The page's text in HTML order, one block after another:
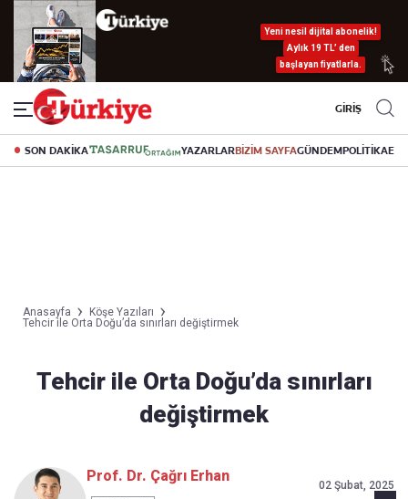
Yeni nesil dijital abonelik!
Aylık 19 TL’ den
başlayan fiyatlarla.
GİRİŞ
SON DAKİKA YAZARLARBİZİM SAYFAGÜNDEMPOLİTİKA
Anasayfa
Köşe Yazıları
Tehcir ile Orta Doğu’da sınırları değiştirmek
Tehcir ile Orta Doğu’da sınırları
değiştirmek
Prof. Dr. Çağrı Erhan
02 Şubat, 2025